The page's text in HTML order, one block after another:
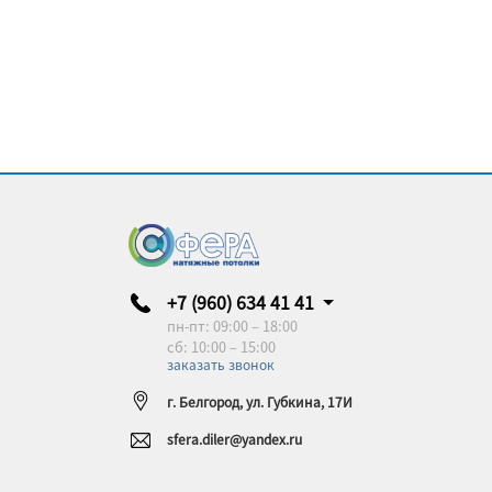
+7 (960) 634 41 41
пн-пт: 09:00 – 18:00
сб: 10:00 – 15:00
заказать звонок
г. Белгород, ул. Губкина, 17И
sfera.diler@yandex.ru